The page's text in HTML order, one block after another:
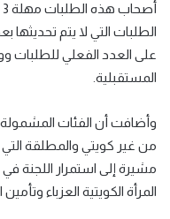
الطلبات التي لا يتم
على العدد الفعلي للطلبات
المستقبلية.
وأضافت أن الفئات المشمولة
من غير كويتي والمطلقة التي
مشيرة إلى استمرار اللجنة
المرأة الكويتية العزباء